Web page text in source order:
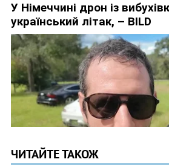
ЧИТАЙТЕ ТАКОЖ